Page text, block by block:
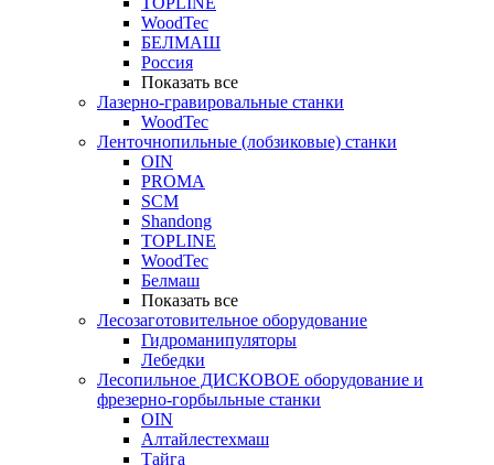
WoodTec
БЕЛМАШ
Россия
Показать все
Лазерно-гравировальные станки
WoodTec
Ленточнопильные (лобзиковые) станки
OIN
PROMA
SCM
Shandong
TOPLINE
WoodTec
Белмаш
Показать все
Лесозаготовительное оборудование
Гидроманипуляторы
Лебедки
Лесопильное ДИСКОВОЕ оборудование и
фрезерно-горбыльные станки
OIN
Алтайлестехмаш
Тайга